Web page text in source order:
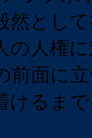
然とし
の人権
前面に
けるま